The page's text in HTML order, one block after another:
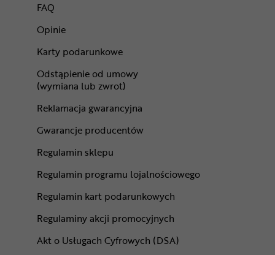
FAQ
Opinie
Karty podarunkowe
Odstąpienie od umowy
(wymiana lub zwrot)
Reklamacja gwarancyjna
Gwarancje producentów
Regulamin sklepu
Regulamin programu lojalnościowego
Regulamin kart podarunkowych
Regulaminy akcji promocyjnych
Akt o Usługach Cyfrowych (DSA)